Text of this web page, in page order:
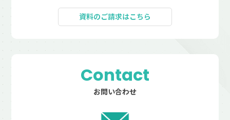
資料のご請求はこちら
Contact
お問い合わせ